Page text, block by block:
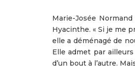
Marie-Josée
Hyacinthe. « Si je me
elle a déménagé de
Elle admet par
d’un bout à l’autre.